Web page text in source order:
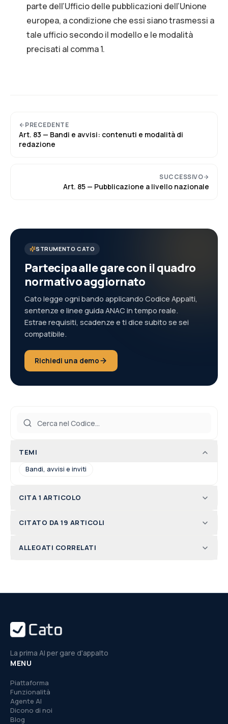
parte dell’Ufficio delle pubblicazioni dell’Unione
europea, a condizione che essi siano trasmessi a
tale ufficio secondo il modello e le modalità
precisati al comma 1.
PRECEDENTE
Art. 83 — Bandi e avvisi: contenuti e modalità di
redazione
SUCCESSIVO
Art. 85 — Pubblicazione a livello nazionale
STRUMENTO CATO
Partecipa alle gare con il quadro
normativo aggiornato
Cato legge ogni bando applicando Codice Appalti,
sentenze e linee guida ANAC in tempo reale.
Estrae requisiti, scadenze e ti dice subito se sei
compatibile.
Richiedi una demo
TEMI
Bandi, avvisi e inviti
CITA 1 ARTICOLO
CITATO DA 19 ARTICOLI
ALLEGATI CORRELATI
La prima AI per gare d'appalto
MENU
Piattaforma
Funzionalità
Agente AI
Dicono di noi
Blog